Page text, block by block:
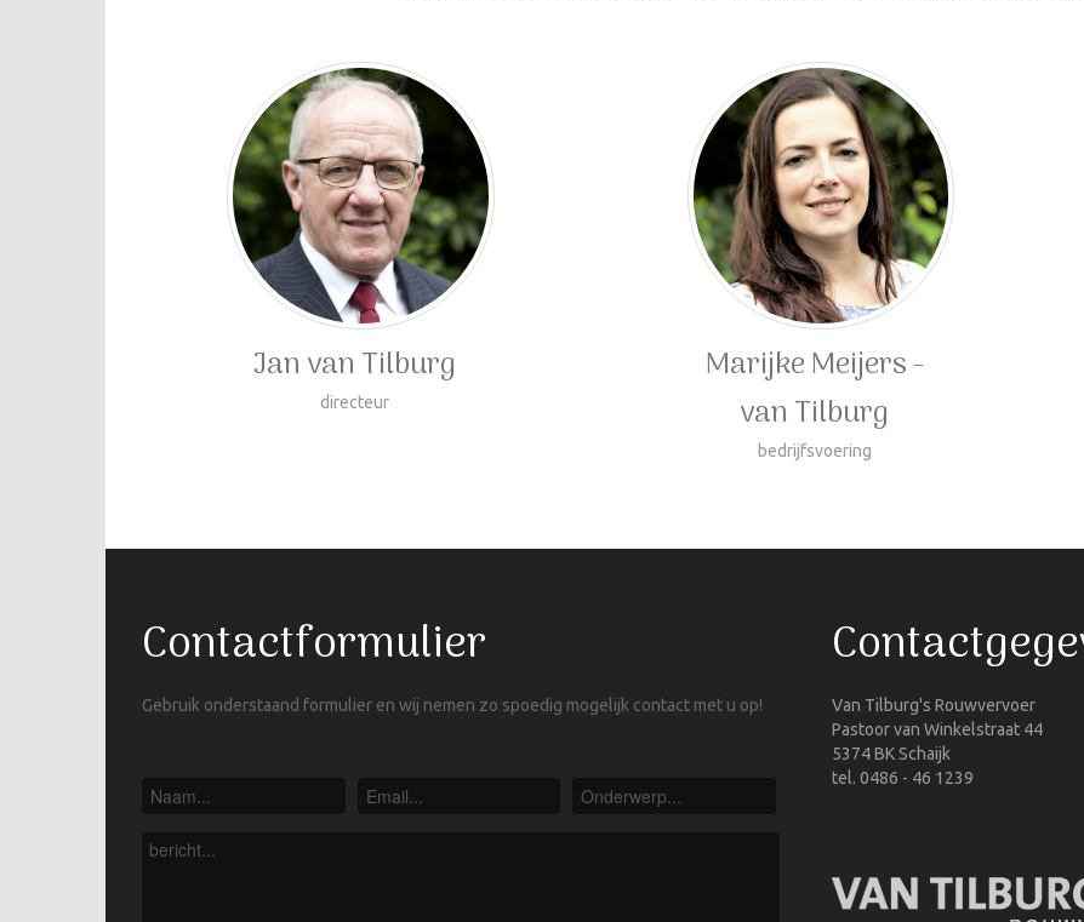
Jan van Tilburg
directeur
Marijke Meijers -
van Tilburg
bedrijfsvoering
Contactformulier
Gebruik onderstaand formulier en wij nemen zo spoedig mogelijk contact met u op!
Van Tilburg's Rouwvervoer
Pastoor van Winkelstraat 44
5374 BK Schaijk
tel. 0486 - 46 1239